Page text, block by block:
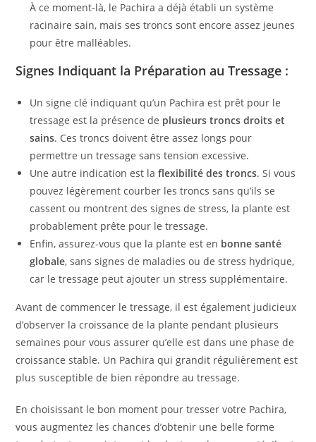
À ce moment-là, le Pachira a déjà établi un système
racinaire sain, mais ses troncs sont encore assez jeunes
pour être malléables.
Signes Indiquant la Préparation au Tressage :
Un signe clé indiquant qu’un Pachira est prêt pour le
tressage est la présence de plusieurs troncs droits et
sains. Ces troncs doivent être assez longs pour
permettre un tressage sans tension excessive.
Une autre indication est laflexibilité des troncs. Si vous
pouvez légèrement courber les troncs sans qu’ils se
cassent ou montrent des signes de stress, la plante est
probablement prête pour le tressage.
Enfin, assurez-vous que la plante est en bonne santé
globale, sans signes de maladies ou de stress hydrique,
car le tressage peut ajouter un stress supplémentaire.
Avant de commencer le tressage, il est également judicieux
d’observer la croissance de la plante pendant plusieurs
semaines pour vous assurer qu’elle est dans une phase de
croissance stable. Un Pachira qui grandit régulièrement est
plus susceptible de bien répondre au tressage.
En choisissant le bon moment pour tresser votre Pachira,
vous augmentez les chances d’obtenir une belle forme